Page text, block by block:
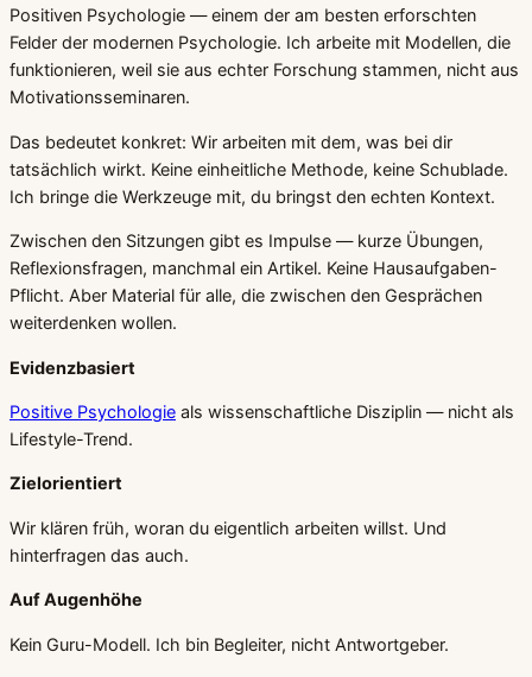
Positiven Psychologie — einem der am besten erforschten
Felder der modernen Psychologie. Ich arbeite mit Modellen, die
funktionieren, weil sie aus echter Forschung stammen, nicht aus
Motivationsseminaren.
Das bedeutet konkret: Wir arbeiten mit dem, was bei dir
tatsächlich wirkt. Keine einheitliche Methode, keine Schublade.
Ich bringe die Werkzeuge mit, du bringst den echten Kontext.
Zwischen den Sitzungen gibt es Impulse — kurze Übungen,
Reflexionsfragen, manchmal ein Artikel. Keine Hausaufgaben-
Pflicht. Aber Material für alle, die zwischen den Gesprächen
weiterdenken wollen.
Evidenzbasiert
Positive Psychologie als wissenschaftliche Disziplin — nicht als
Lifestyle-Trend.
Zielorientiert
Wir klären früh, woran du eigentlich arbeiten willst. Und
hinterfragen das auch.
Auf Augenhöhe
Kein Guru-Modell. Ich bin Begleiter, nicht Antwortgeber.